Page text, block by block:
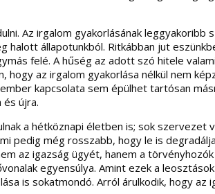
Az irgalom gyakorlásának
állapotunkból. Ritkábban jut
felé. A hűség az adott szó hitele
hogy az irgalom gyakorlása nélkül nem
kapcsolata sem épülhet tartósan
újra.
a hétköznapi életben is; sok
pedig még rosszabb, hogy le is
az igazság ügyét, hanem a
egyensúlya. Amint ezek a
is sokatmondó. Arról árulkodik, hogy